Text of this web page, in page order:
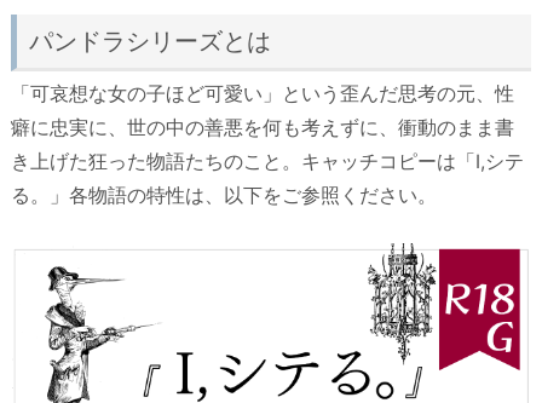
パンドラシリーズとは
「可哀想な女の子ほど可愛い」という歪んだ思考の元、性
癖に忠実に、世の中の善悪を何も考えずに、衝動のまま書
き上げた狂った物語たちのこと。キャッチコピーは「I,シテ
る。」各物語の特性は、以下をご参照ください。